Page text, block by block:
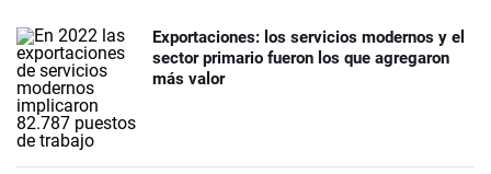
Exportaciones: los servicios modernos y el
sector primario fueron los que agregaron
más valor